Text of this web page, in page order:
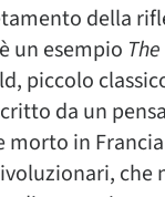
della
un esempio
piccolo
da un
morto in
che